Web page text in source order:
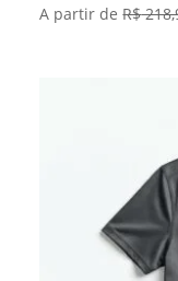
A partir deR$